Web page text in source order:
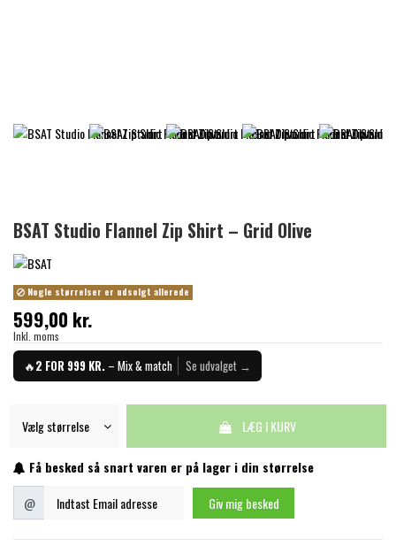
BSAT Studio Flannel Zip Shirt – Grid Olive
Nogle størrelser er udsolgt allerede
599,00 kr.
Inkl. moms
🔥2 FOR 999 KR. – Mix & match Se udvalget →
LÆG I KURV
Få besked så snart varen er på lager i din størrelse
Indtast Email adresse
@ Giv mig besked